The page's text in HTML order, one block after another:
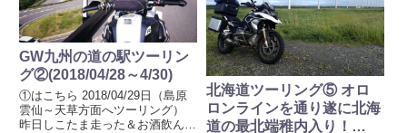
GW九州の道の駅ツーリン
グ②(2018/04/28～4/30)
①はこちら 2018/04/29日（島原
雲仙～天草方面へツーリング）
昨日しこたま走った＆お酒飲んで
北海道ツーリング⑤ オロ
ロンラインを通り遂に北海
道の最北端稚内入り！